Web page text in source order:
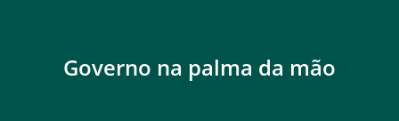
Governo na palma da mão